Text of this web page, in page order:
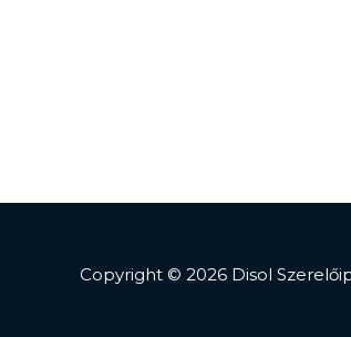
Copyright © 2026 Disol